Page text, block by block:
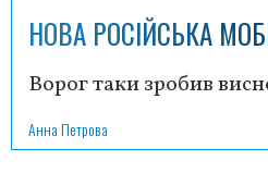
НОВА РОСІЙСЬКА
Ворог таки зробив
Анна Петрова